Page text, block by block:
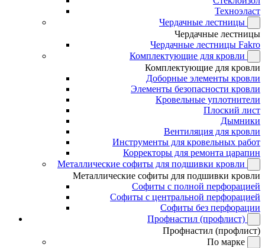
Техноэласт
Чердачные лестницы
Чердачные лестницы
Чердачные лестницы Fakro
Комплектующие для кровли
Комплектующие для кровли
Доборные элементы кровли
Элементы безопасности кровли
Кровельные уплотнители
Плоский лист
Дымники
Вентиляция для кровли
Инструменты для кровельных работ
Корректоры для ремонта царапин
Металлические софиты для подшивки кровли
Металлические софиты для подшивки кровли
Софиты с полной перфорацией
Софиты с центральной перфорацией
Софиты без перфорации
Профнастил (профлист)
Профнастил (профлист)
По марке